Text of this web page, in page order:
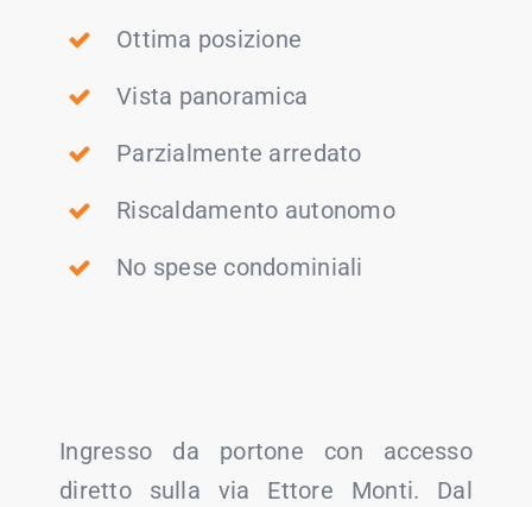
Ottima posizione
Vista panoramica
Parzialmente arredato
Riscaldamento autonomo
No spese condominiali
Ingresso da portone con accesso
diretto sulla via Ettore Monti. Dal